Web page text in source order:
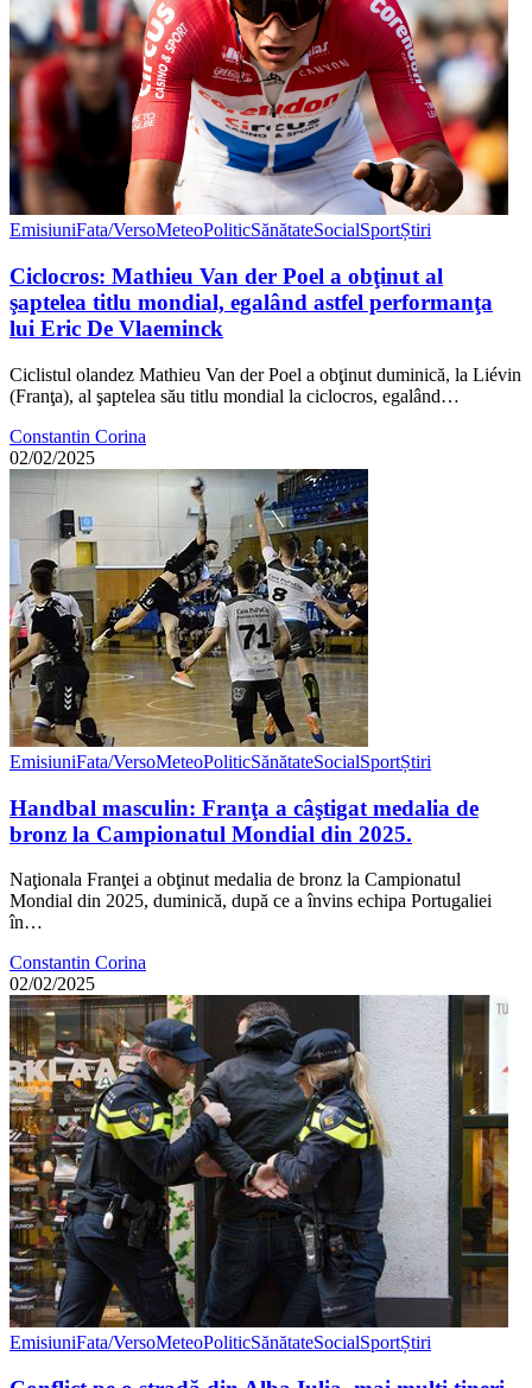
EmisiuniFata/VersoMeteoPoliticSănătateSocialSportȘtiri
Ciclocros: Mathieu Van der Poel a obţinut al
şaptelea titlu mondial, egalând astfel performanţa
lui Eric De Vlaeminck
Ciclistul olandez Mathieu Van der Poel a obţinut duminică, la Liévin
(Franţa), al şaptelea său titlu mondial la ciclocros, egalând…
Constantin Corina
02/02/2025
EmisiuniFata/VersoMeteoPoliticSănătateSocialSportȘtiri
Handbal masculin: Franţa a câştigat medalia de
bronz la Campionatul Mondial din 2025.
Naţionala Franţei a obţinut medalia de bronz la Campionatul
Mondial din 2025, duminică, după ce a învins echipa Portugaliei
în…
Constantin Corina
02/02/2025
EmisiuniFata/VersoMeteoPoliticSănătateSocialSportȘtiri